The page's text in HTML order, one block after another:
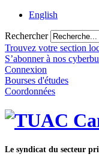
English
Rechercher
Trouvez votre section
S’abonner à nos
Connexion
Bourses d'études
Coordonnées
Le syndicat du secteur